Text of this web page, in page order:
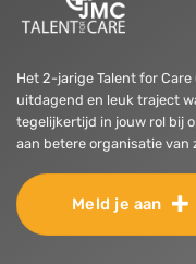
Het 2-jarige Talent for
uitdagend en leuk traject
tegelijkertijd in jouw rol bij
aan betere organisatie van
Meld je aan